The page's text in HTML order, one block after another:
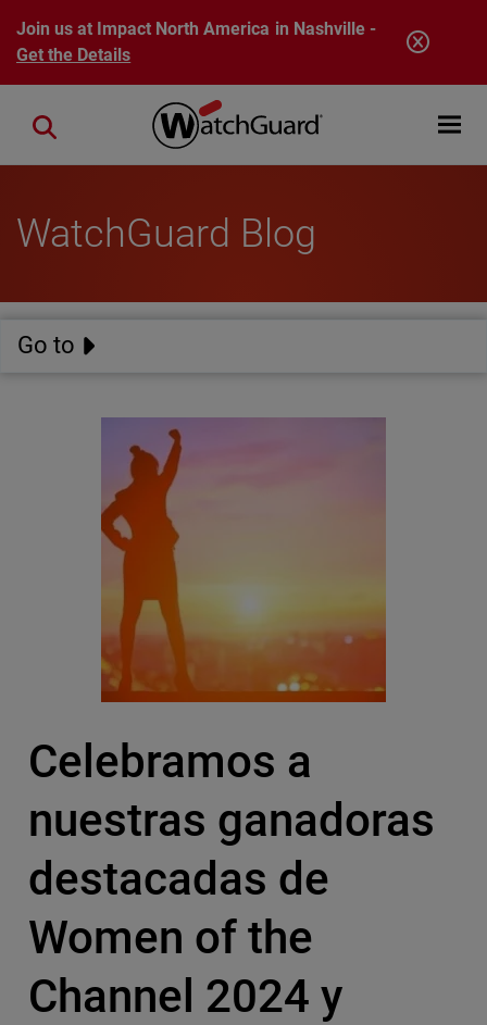
Skip to main content
Join us at Impact North America in Nashville -
Get the Details
Open
Close search
WatchGuard Blog
Go to
Celebramos a
nuestras ganadoras
destacadas de
Women of the
Channel 2024 y